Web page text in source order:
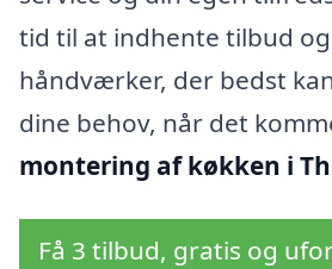
tid til at indhente tilbud
håndværker, der bedst
dine behov, når det
montering af køkken i
Få 3 tilbud, gratis og